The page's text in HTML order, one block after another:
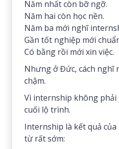
Năm nhất còn bỡ ngỡ.
Năm hai còn học nền.
Năm ba mới nghĩ
Gần tốt nghiệp mới
Có bằng rồi mới xin việc.
Nhưng ở Đức, cách nghĩ
chậm.
Vì internship không phải
cuối lộ trình.
Internship là kết quả
từ rất sớm: